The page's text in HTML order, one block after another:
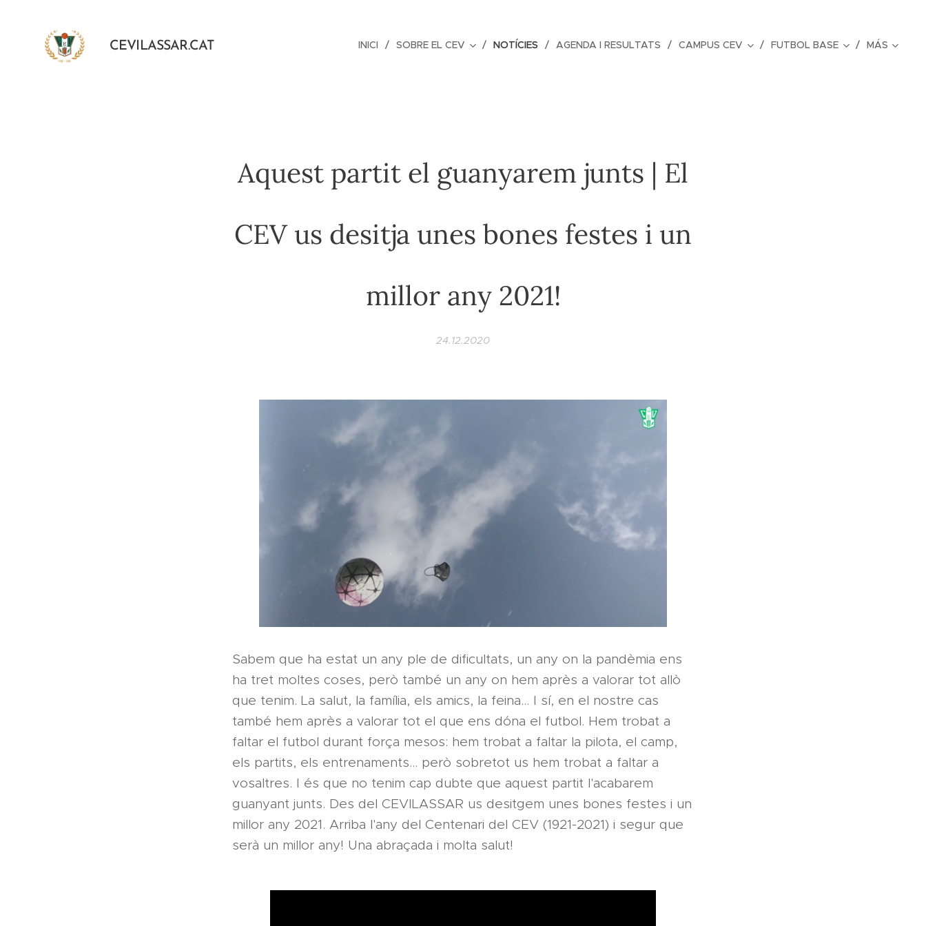
CEVILASSAR.CAT INICI SOBRE EL CEV NOTÍCIES AGENDA I RESULTATS CAMPUS CEV FUTBOL BASE MÁS
Aquest partit el guanyarem junts | El
CEV us desitja unes bones festes i un
millor any 2021!
24.12.2020
Sabem que ha estat un any ple de dificultats, un any on la pandèmia ens
ha tret moltes coses, però també un any on hem après a valorar tot allò
que tenim. La salut, la família, els amics, la feina... I sí, en el nostre cas
també hem après a valorar tot el que ens dóna el futbol. Hem trobat a
faltar el futbol durant força mesos: hem trobat a faltar la pilota, el camp,
els partits, els entrenaments... però sobretot us hem trobat a faltar a
vosaltres. I és que no tenim cap dubte que aquest partit l'acabarem
guanyant junts. Des del CEVILASSAR us desitgem unes bones festes i un
millor any 2021. Arriba l'any del Centenari del CEV (1921-2021) i segur que
serà un millor any! Una abraçada i molta salut!